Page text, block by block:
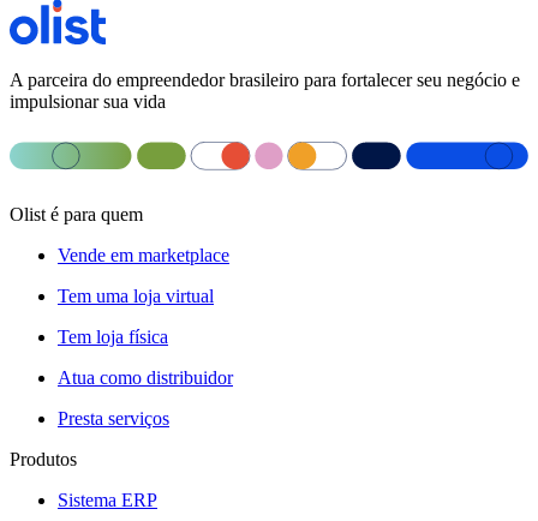
A parceira do empreendedor brasileiro para fortalecer seu negócio e
impulsionar sua vida
Olist é para quem
Vende em marketplace
Tem uma loja virtual
Tem loja física
Atua como distribuidor
Presta serviços
Produtos
Sistema ERP